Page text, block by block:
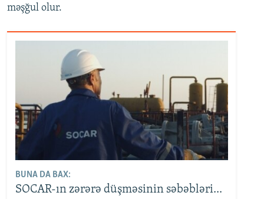
məşğul olur.
BUNA DA BAX:
SOCAR-ın zərərə düşməsinin səbəbləri...